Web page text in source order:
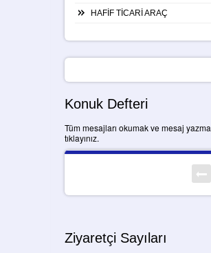
HAFİF TİCARİ ARAÇ
Konuk Defteri
Tüm mesajları okumak ve mesaj
tıklayınız.
Ziyaretçi Sayıları